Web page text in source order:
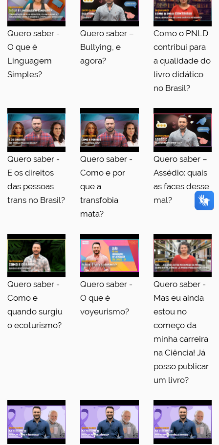
Quero saber -
O que é
Linguagem
Simples?
Quero saber –
Bullying, e
agora?
Como o PNLD
contribui para
a qualidade do
livro didático
no Brasil?
Quero saber -
E os direitos
das pessoas
trans no Brasil?
Quero saber -
Como e por
que a
transfobia
mata?
Quero saber –
Assédio: quais
as faces desse
mal?
Quero saber -
Como e
quando surgiu
o ecoturismo?
Quero saber -
O que é
voyeurismo?
Quero saber -
Mas eu ainda
estou no
começo da
minha carreira
na Ciência! Já
posso publicar
um livro?